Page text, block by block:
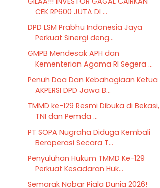
CEK RP600 JUTA DI ...
DPD LSM Prabhu Indonesia Jaya
Perkuat Sinergi deng...
GMPB Mendesak APH dan
Kementerian Agama RI Segera ...
Penuh Doa Dan Kebahagiaan Ketua
AKPERSI DPD Jawa B...
TMMD ke-129 Resmi Dibuka di Bekasi,
TNI dan Pemda ...
PT SOPA Nugraha Diduga Kembali
Beroperasi Secara T...
Penyuluhan Hukum TMMD Ke-129
Perkuat Kesadaran Huk...
Semarak Nobar Piala Dunia 2026!